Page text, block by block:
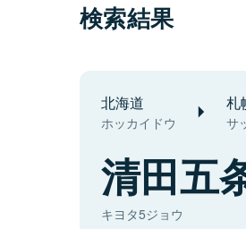
検索結果
北海道
ホッカイドウ
札
サ
清田五
キヨタ5ジョウ